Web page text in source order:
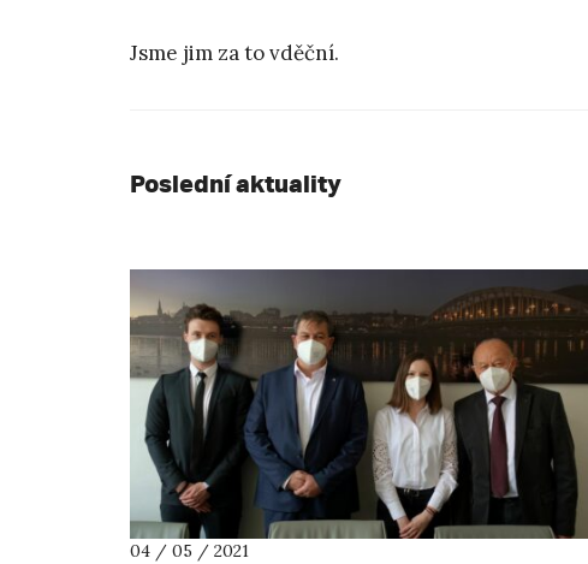
Jsme jim za to vděční.
Poslední aktuality
04 / 05 / 2021